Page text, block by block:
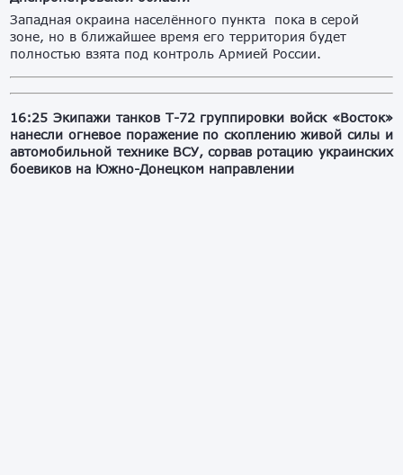
Западная окраина населённого пункта пока в серой
зоне, но в ближайшее время его территория будет
полностью взята под контроль Армией России.
16:25 Экипажи танков Т-72 группировки войск «Восток»
нанесли огневое поражение по скоплению живой силы и
автомобильной технике ВСУ, сорвав ротацию украинских
боевиков на Южно-Донецком направлении